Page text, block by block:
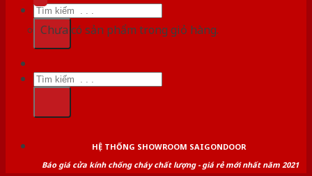
Tìm
kiếm:
Chưa có sản phẩm trong giỏ hàng.
Tìm
kiếm:
HỆ THỐNG SHOWROOM SAIGONDOOR
Báo giá cửa kính chống cháy chất lượng - giá rẻ mới nhất năm 2021